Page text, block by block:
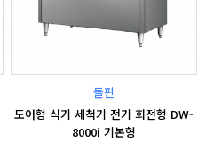
돌핀
도어형 식기 세척기 전기 회전형 DW-
8000i 기본형